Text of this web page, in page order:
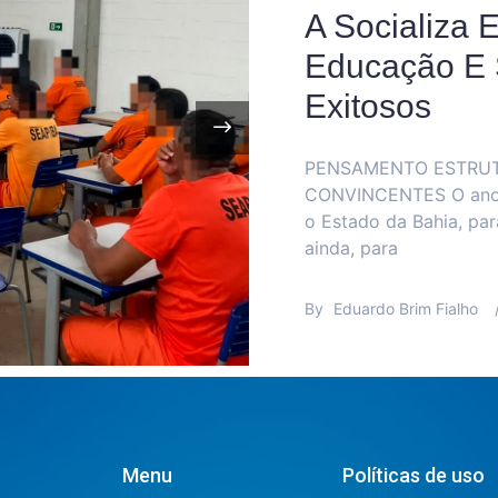
A
E IDEIAS
muita alegria para
e, mais
de
Menu Políticas de uso